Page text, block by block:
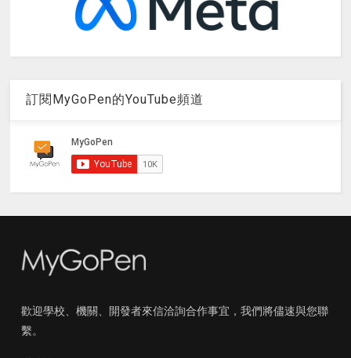
訂閱MyGoPen的YouTube頻道
歡迎學校、機關、開發者來信洽詢合作事宜，我們將儘速與您聯
繫。